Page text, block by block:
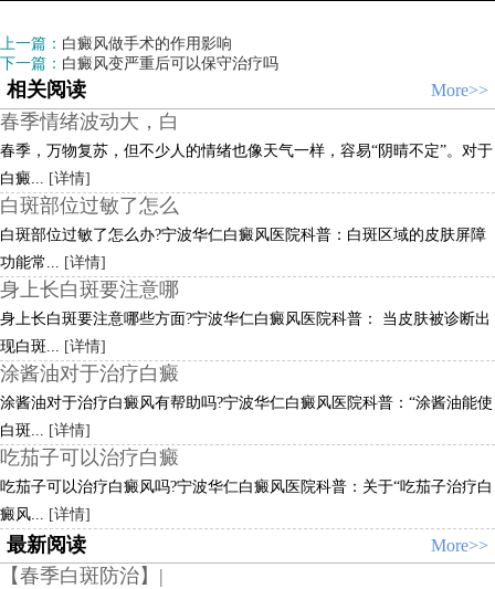
上一篇： 白癜风做手术的作用影响
下一篇： 白癜风变严重后可以保守治疗吗​
相关阅读 More>>
春季情绪波动大，白
春季，万物复苏，但不少人的情绪也像天气一样，容易“阴晴不定”。对于
白癜... [详情]
白斑部位过敏了怎么
白斑部位过敏了怎么办?宁波华仁白癜风医院科普：白斑区域的皮肤屏障
功能常... [详情]
身上长白斑要注意哪
身上长白斑要注意哪些方面?宁波华仁白癜风医院科普： 当皮肤被诊断出
现白斑... [详情]
涂酱油对于治疗白癜
涂酱油对于治疗白癜风有帮助吗?宁波华仁白癜风医院科普：“涂酱油能使
白斑... [详情]
吃茄子可以治疗白癜
吃茄子可以治疗白癜风吗?宁波华仁白癜风医院科普：关于“吃茄子治疗白
癜风... [详情]
最新阅读 More>>
【春季白斑防治】|